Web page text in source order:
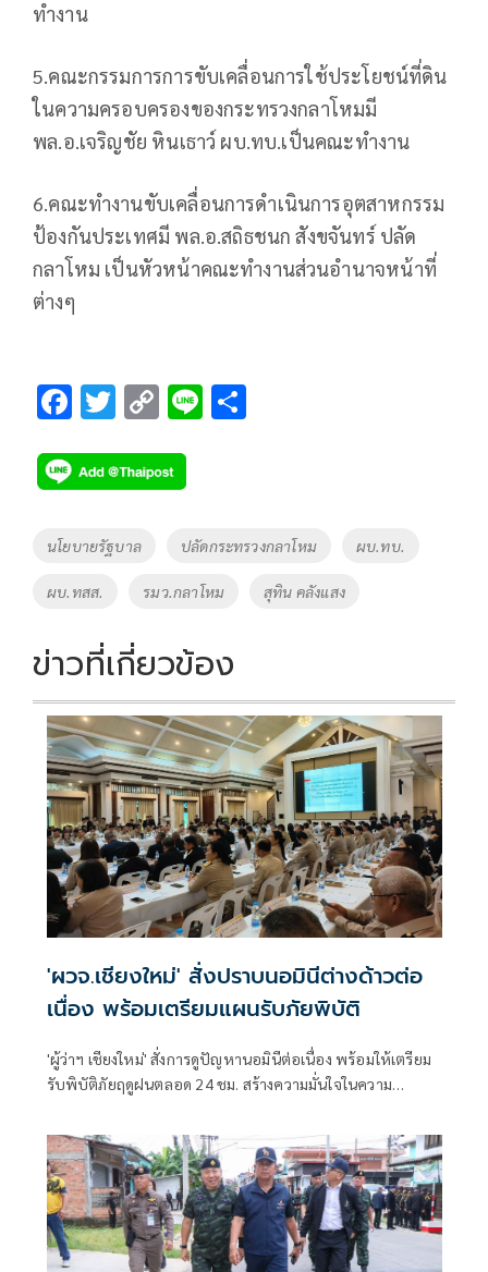
ทำงาน
5.คณะกรรมการการขับเคลื่อนการใช้ประโยชน์ที่ดิน
ในความครอบครองของกระทรวงกลาโหมมี
พล.อ.เจริญชัย หินเธาว์ ผบ.ทบ.เป็นคณะทำงาน
6.คณะทำงานขับเคลื่อนการดำเนินการอุตสาหกรรม
ป้องกันประเทศมี พล.อ.สถิธชนก สังขจันทร์ ปลัด
กลาโหม เป็นหัวหน้าคณะทำงานส่วนอำนาจหน้าที่
ต่างๆ
F
e
b
o
k
T
tt
er
C
p
y
Li
k
Li
Tags
นโยบายรัฐบาล ปลัดกระทรวงกลาโหม ผบ.ทบ.
ผบ.ทสส. รมว.กลาโหม สุทิน คลังแสง
ข่าวที่เกี่ยวข้อง
'ผวจ.เชียงใหม่' สั่งปราบนอมินีต่างด้าวต่อ
เนื่อง พร้อมเตรียมแผนรับภัยพิบัติ
'ผู้ว่าฯ เชียงใหม่' สั่งการดูปัญหานอมินีต่อเนื่อง พร้อมให้เตรียม
รับพิบัติภัยฤดูฝนตลอด 24 ชม. สร้างความมั่นใจในความ